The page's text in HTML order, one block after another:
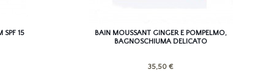
SPF 15
BAIN MOUSSANT GINGER E POMPELMO,
BAGNOSCHIUMA DELICATO
35,50 €